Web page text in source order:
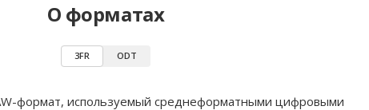
О форматах
3FR ODT
формат, используемый среднеформатными цифровыми